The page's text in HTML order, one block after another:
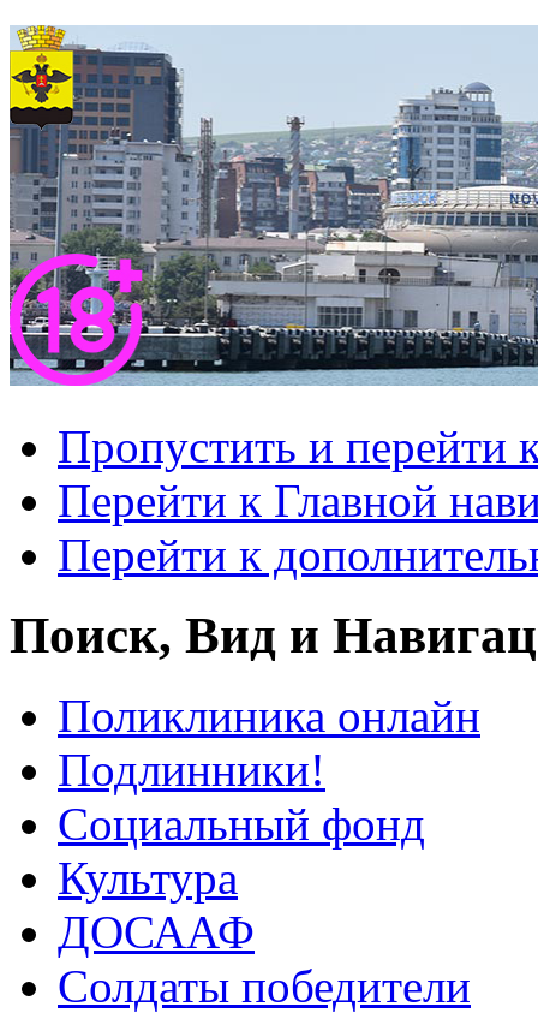
Пропустить и перейти
Перейти к Главной
Перейти к
Поиск, Вид и
Поликлиника онлайн
Подлинники!
Социальный фонд
Культура
ДОСААФ
Солдаты победители